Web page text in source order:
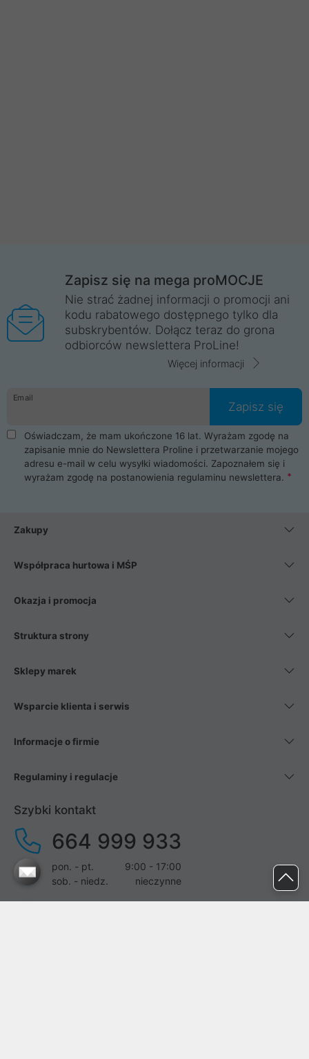
Zapisz się na mega proMOCJE
Nie strać żadnej informacji o promocji ani
kodu rabatowego dostępnego tylko dla
subskrybentów. Dołącz teraz do grona
odbiorców newslettera ProLine!
Więcej informacji
Email
Zapisz się
Oświadczam, że mam ukończone 16 lat. Wyrażam zgodę na
zapisanie mnie do Newslettera Proline i przetwarzanie mojego
adresu e-mail w celu wysyłki wiadomości. Zapoznałem się i
wyrażam zgodę na postanowienia regulaminu newslettera.
Zakupy
Współpraca hurtowa i MŚP
Okazja i promocja
Struktura strony
Sklepy marek
Wsparcie klienta i serwis
Informacje o firmie
Regulaminy i regulacje
Szybki kontakt
664 999 933
pon. - pt.
9:00 - 17:00
sob. - niedz.
nieczynne